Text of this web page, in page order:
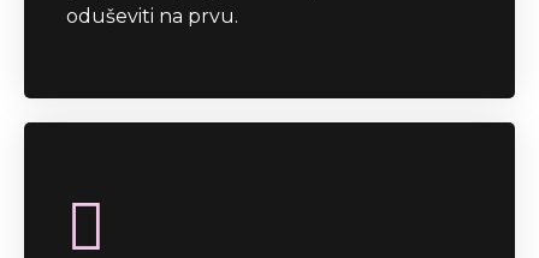
oduševiti na prvu.